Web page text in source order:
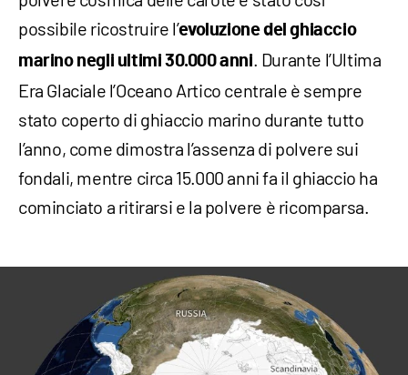
possibile ricostruire l’evoluzione del ghiaccio
marino negli ultimi 30.000 anni. Durante l’Ultima
Era Glaciale l’Oceano Artico centrale è sempre
stato coperto di ghiaccio marino durante tutto
l’anno, come dimostra l’assenza di polvere sui
fondali, mentre circa 15.000 anni fa il ghiaccio ha
cominciato a ritirarsi e la polvere è ricomparsa.